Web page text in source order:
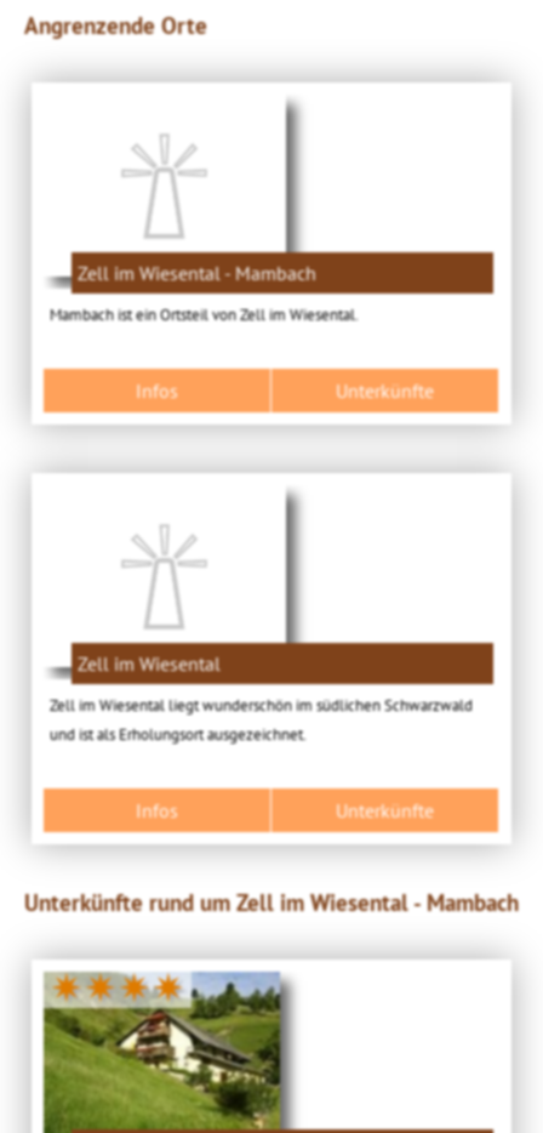
Angrenzende Orte
Zell im Wiesental - Mambach
Mambach ist ein Ortsteil von Zell im Wiesental.
Infos Unterkünfte
Zell im Wiesental
Zell im Wiesental liegt wunderschön im südlichen Schwarzwald
und ist als Erholungsort ausgezeichnet.
Infos Unterkünfte
Unterkünfte rund um Zell im Wiesental - Mambach
✷✷✷✷